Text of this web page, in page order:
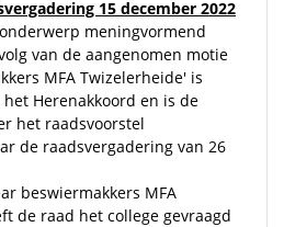
15 december 2022
meningvormend
van de aangenomen motie
MFA Twizelerheide' is
Herenakkoord en is de
het raadsvoorstel
de raadsvergadering van 26
beswiermakkers MFA
de raad het college gevraagd